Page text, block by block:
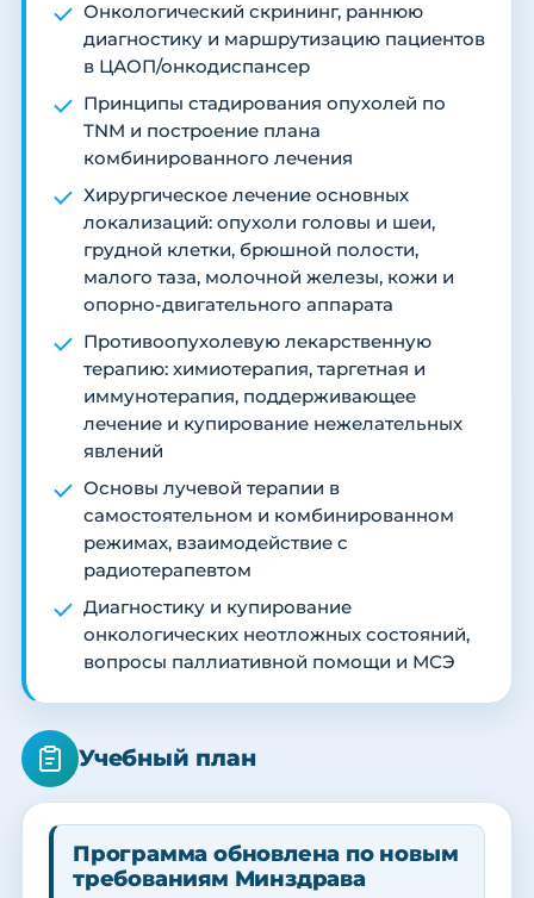
Онкологический скрининг, раннюю
диагностику и маршрутизацию пациентов
в ЦАОП/онкодиспансер
Принципы стадирования опухолей по
TNM и построение плана
комбинированного лечения
Хирургическое лечение основных
локализаций: опухоли головы и шеи,
грудной клетки, брюшной полости,
малого таза, молочной железы, кожи и
опорно-двигательного аппарата
Противоопухолевую лекарственную
терапию: химиотерапия, таргетная и
иммунотерапия, поддерживающее
лечение и купирование нежелательных
явлений
Основы лучевой терапии в
самостоятельном и комбинированном
режимах, взаимодействие с
радиотерапевтом
Диагностику и купирование
онкологических неотложных состояний,
вопросы паллиативной помощи и МСЭ
Учебный план
Программа обновлена по новым
требованиям Минздрава